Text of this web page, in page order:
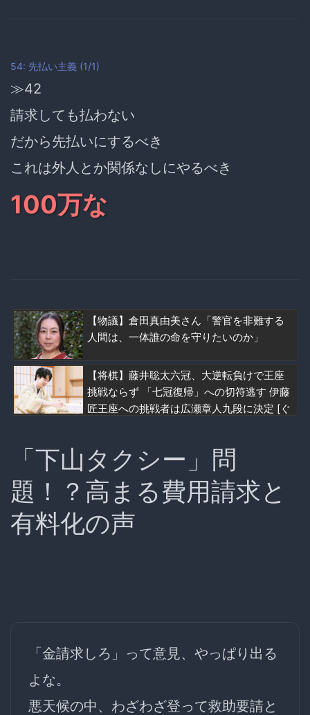
54: 先払い主義 (1/1)
≫42
請求しても払わない
だから先払いにするべき
これは外人とか関係なしにやるべき
100万な
【物議】倉田真由美さん「警官を非難する
人間は、一体誰の命を守りたいのか」
【将棋】藤井聡太六冠、大逆転負けで王座
挑戦ならず 「七冠復帰」への切符逃す 伊藤
匠王座への挑戦者は広瀬章人九段に決定 [ぐ
「下山タクシー」問
題！？高まる費用請求と
有料化の声
「金請求しろ」って意見、やっぱり出る
よな。
悪天候の中、わざわざ登って救助要請と